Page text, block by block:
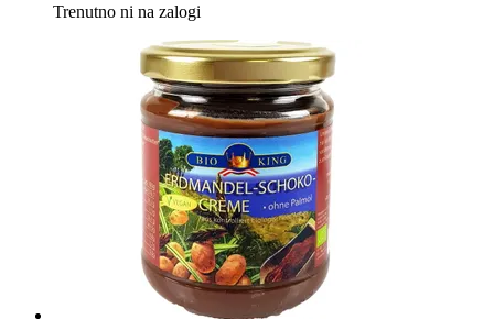
Trenutno ni na zalogi